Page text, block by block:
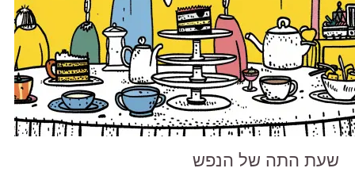
שעת התה של הנפש